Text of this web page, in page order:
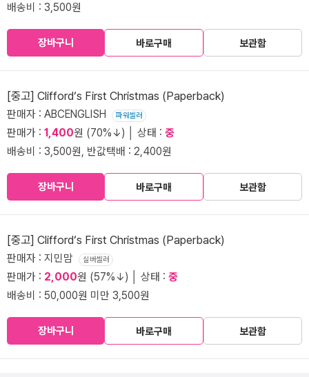
배송비 : 3,500원
장바구니 바로구매 보관함
[중고] Clifford‘s First Christmas (Paperback)
판매자 : ABCENGLISH 파워셀러
판매가 : 1,400원 (70%↓) │ 상태 : 중
배송비 : 3,500원, 반값택배 : 2,400원
장바구니 바로구매 보관함
[중고] Clifford‘s First Christmas (Paperback)
판매자 : 지민맘 실버셀러
판매가 : 2,000원 (57%↓) │ 상태 : 중
배송비 : 50,000원 미만 3,500원
장바구니 바로구매 보관함